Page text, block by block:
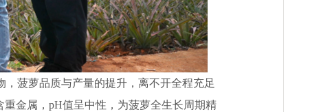
菠萝品质与产量的提升，离不开全程充足
金属，pH值呈中性，为菠萝全生长周期精